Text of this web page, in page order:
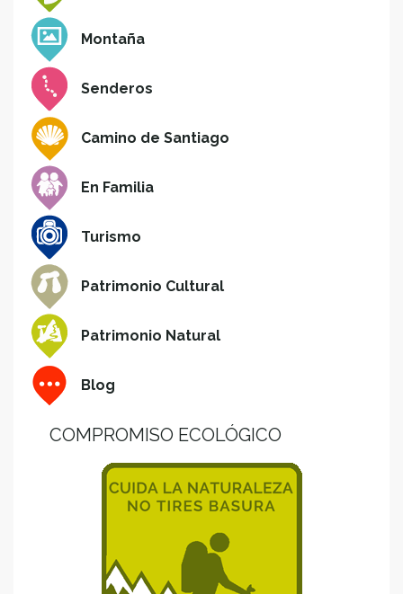
Montaña
Senderos
Camino de Santiago
En Familia
Turismo
Patrimonio Cultural
Patrimonio Natural
Blog
COMPROMISO ECOLÓGICO